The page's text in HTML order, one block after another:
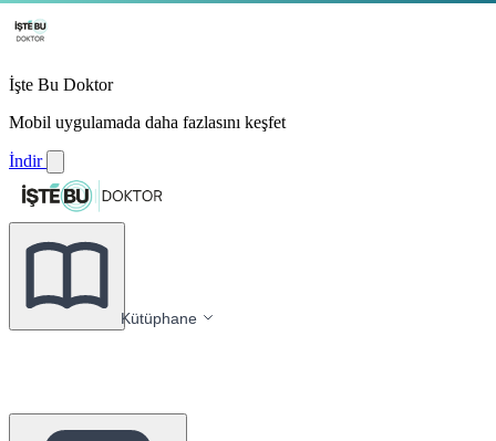
İşte Bu Doktor
Mobil uygulamada daha fazlasını keşfet
İndir
Kütüphane